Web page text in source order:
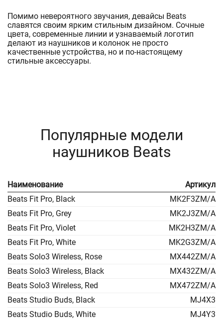
Помимо невероятного звучания, девайсы Beats
славятся своим ярким стильным дизайном. Сочные
цвета, современные линии и узнаваемый логотип
делают из наушников и колонок не просто
качественные устройства, но и по-настоящему
стильные аксессуары.
Популярные модели
наушников Beats
Наименование
Артикул
Beats Fit Pro, Black
MK2F3ZM/A
Beats Fit Pro, Grey
MK2J3ZM/A
Beats Fit Pro, Violet
MK2H3ZM/A
Beats Fit Pro, White
MK2G3ZM/A
Beats Solo3 Wireless, Rose
MX442ZM/A
Beats Solo3 Wireless, Black
MX432ZM/A
Beats Solo3 Wireless, Red
MX472ZM/A
Beats Studio Buds, Black
MJ4X3
Beats Studio Buds, White
MJ4Y3